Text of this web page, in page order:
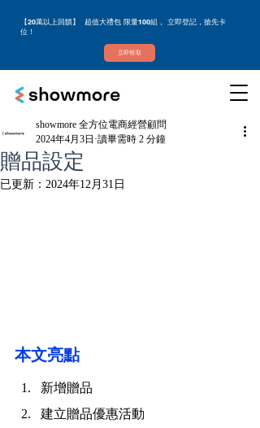
【20萬以上回饋】 超值大禮包 限量100組， 立即登記，搶先卡
位！
立即領取
贈品設定
showmore 全方位電商經營顧問
2024年4月3日 讀畢需時 2 分鐘
已更新： 2024年12月31日
本文亮點
新增贈品
建立贈品優惠活動